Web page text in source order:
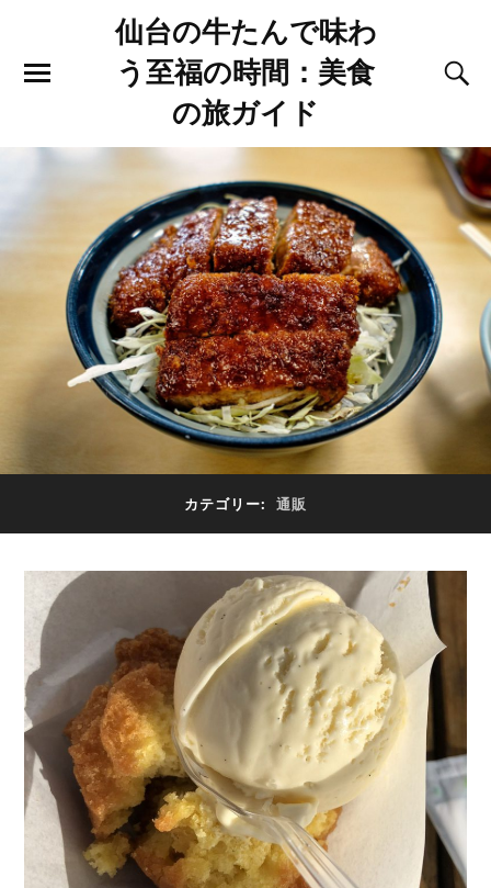
仙台の牛たんで味わ
う至福の時間：美食
の旅ガイド
カテゴリー: 通販